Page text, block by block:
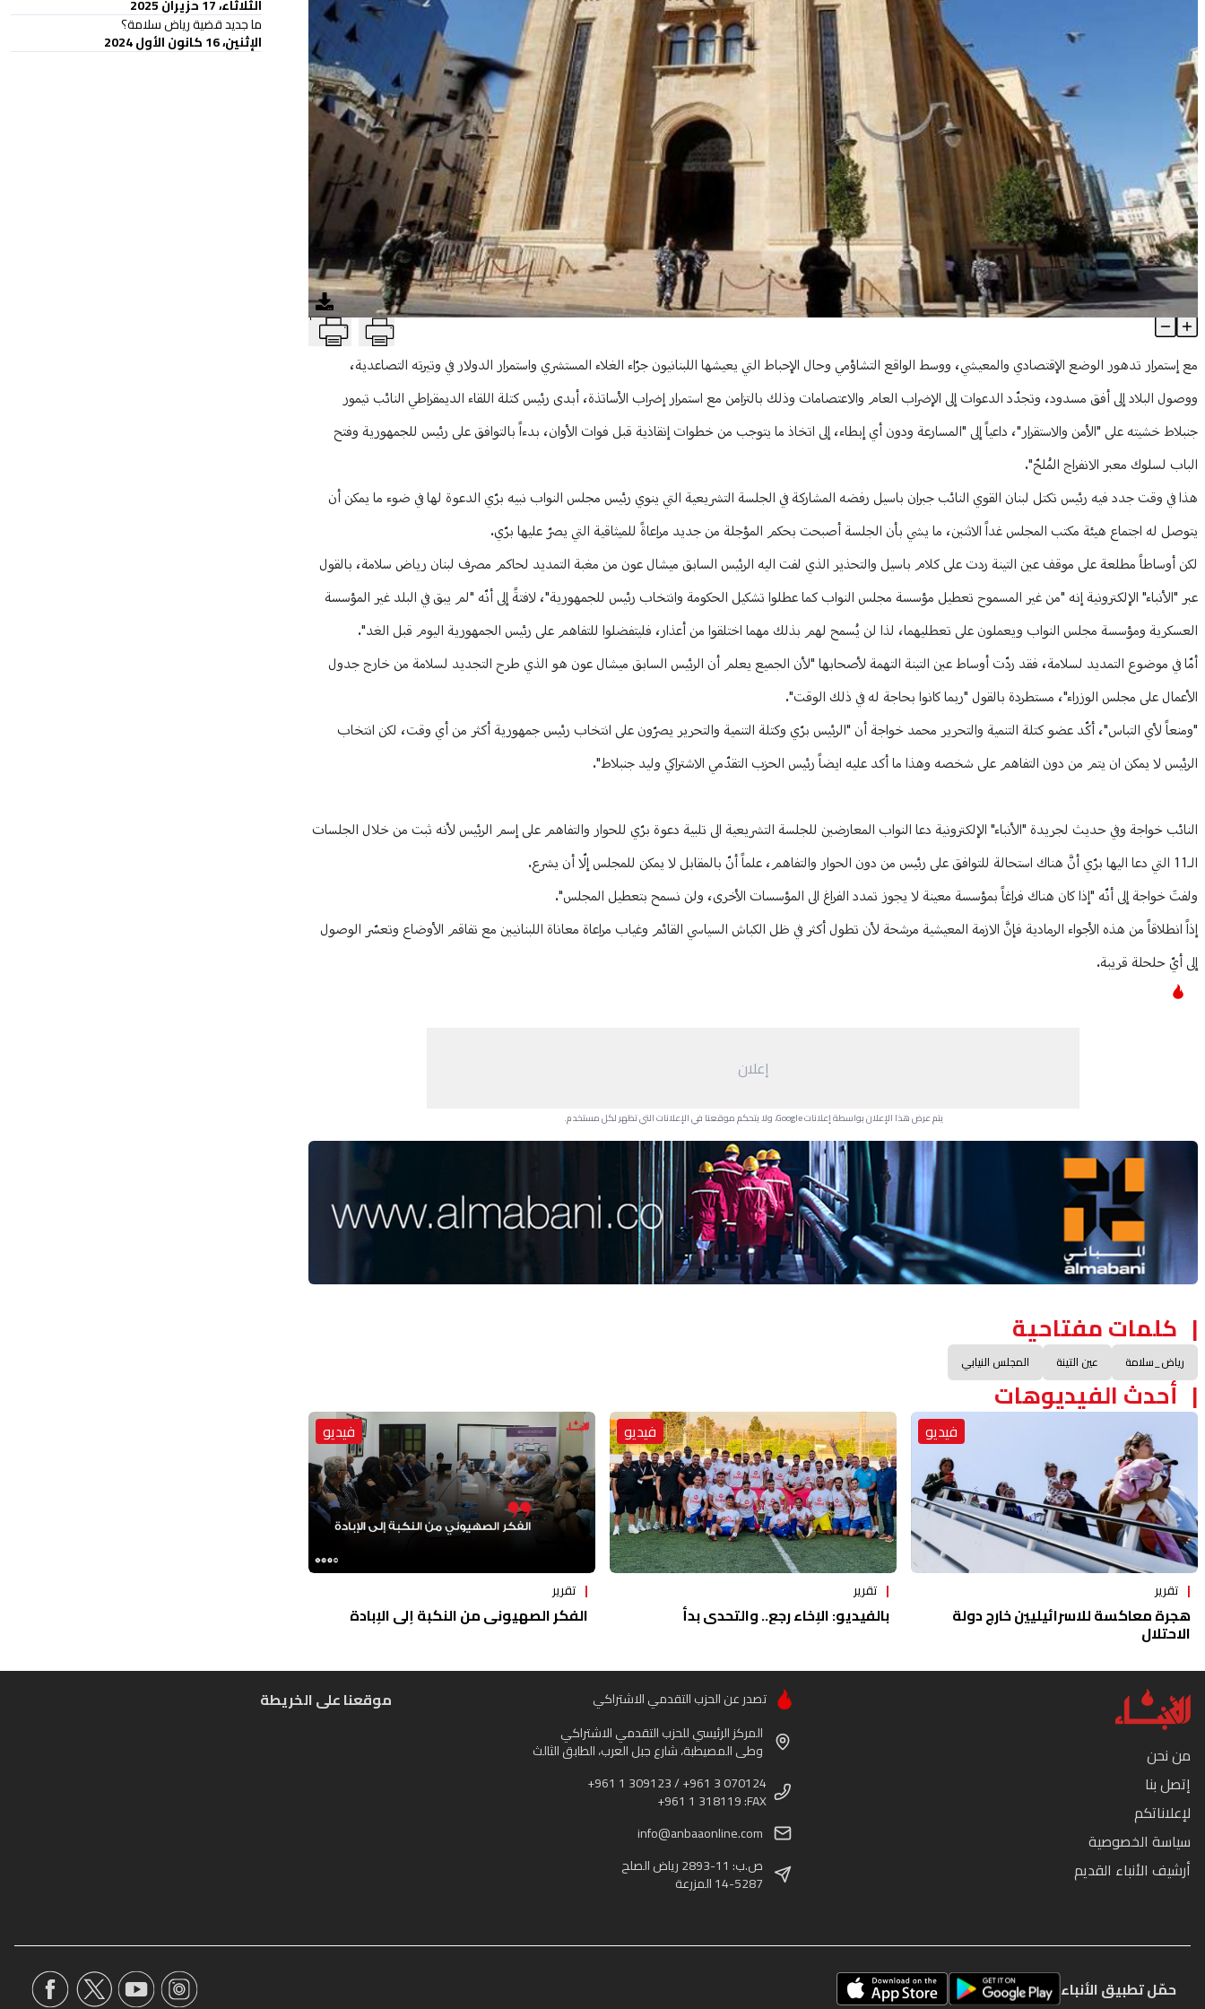
قلقٌ على الأمن في ظل الأفق المسدود ... وعين التينة "لن تسمح بتعطيل المجلس" T
Article Content
مع إستمرار تدهور الوضع الإقتصادي والمعيشي، ووسط الواقع التشاؤمي وحال الإحباط التي يعيشها اللبنانيون جرّاء الغلاء المستشري واستمرار الدولار في وتيرته التصاعدية،
ووصول البلاد إلى أفق مسدود، وتجدّد الدعوات إلى الإضراب العام والاعتصامات وذلك بالتزامن مع استمرار إضراب الأساتذة، أبدى رئيس كتلة اللقاء الديمقراطي النائب تيمور
جنبلاط خشيته على "الأمن والاستقرار"، داعياً إلى "المسارعة ودون أي إبطاء، إلى اتخاذ ما يتوجب من خطوات إنقاذية قبل فوات الأوان، بدءاً بالتوافق على رئيس للجمهورية وفتح
الباب لسلوك معبر الانفراج المُلحّ".
هذا في وقت جدد فيه رئيس تكتل لبنان القوي النائب جبران باسيل رفضه المشاركة في الجلسة التشريعية التي ينوي رئيس مجلس النواب نبيه برّي الدعوة لها في ضوء ما يمكن أن
يتوصل له اجتماع هيئة مكتب المجلس غداً الاثنين، ما يشي بأن الجلسة أصبحت بحكم المؤجلة من جديد مراعاةً للميثاقية التي يصرّ عليها برّي.
لكن أوساطاً مطلعة على موقف عين التينة ردت على كلام باسيل والتحذير الذي لفت اليه الرئيس السابق ميشال عون من مغبة التمديد لحاكم مصرف لبنان رياض سلامة، بالقول
عبر "الأنباء" الإلكترونية إنه "من غير المسموح تعطيل مؤسسة مجلس النواب كما عطلوا تشكيل الحكومة وانتخاب رئيس للجمهورية"، لافتةً إلى أنّه "لم يبق في البلد غير المؤسسة
العسكرية ومؤسسة مجلس النواب ويعملون على تعطليهما، لذا لن يُسمح لهم بذلك مهما اختلقوا من أعذار، فليتفضلوا للتفاهم على رئيس الجمهورية اليوم قبل الغد".
أمّا في موضوع التمديد لسلامة، فقد ردّت أوساط عين التينة التهمة لأصحابها "لأن الجميع يعلم أن الرئيس السابق ميشال عون هو الذي طرح التجديد لسلامة من خارج جدول
الأعمال على مجلس الوزراء"، مستطردة بالقول "ربما كانوا بحاجة له في ذلك الوقت".
"ومنعاً لأي التباس"، أكّد عضو كتلة التنمية والتحرير محمد خواجة أن "الرئيس برّي وكتلة التنمية والتحرير يصرّون على انتخاب رئيس جمهورية أكثر من أي وقت، لكن انتخاب
الرئيس لا يمكن ان يتم من دون التفاهم على شخصه وهذا ما أكد عليه ايضاً رئيس الحزب التقدّمي الاشتراكي وليد جنبلاط".
النائب خواجة وفي حديث لجريدة "الأنباء" الإلكترونية دعا النواب المعارضين للجلسة التشريعية الى تلبية دعوة برّي للحوار والتفاهم على إسم الرئيس لأنه ثبت من خلال الجلسات
الـ11 التي دعا اليها برّي أنَّ هناك استحالة للتوافق على رئيس من دون الحوار والتفاهم، علماً أنّ بالمقابل لا يمكن للمجلس إلّا أن يشرع.
ولفتَ خواجة إلى أنّه "إذا كان هناك فراغاً بمؤسسة معينة لا يجوز تمدد الفراغ الى المؤسسات الأخرى، ولن نسمح بتعطيل المجلس".
إذاً انطلاقاً من هذه الأجواء الرمادية فإنَّ الازمة المعيشية مرشحة لأن تطول أكثر في ظل الكباش السياسي القائم وغياب مراعاة معاناة اللبنانيين مع تفاقم الأوضاع وتعسّر الوصول
إلى أيّ حلحلة قريبة.
إعلان
يتم عرض هذا الإعلان بواسطة إعلانات Google، ولا يتحكم موقعنا في الإعلانات التي تظهر لكل مستخدم.
Advertisement Section
كلمات مفتاحية
رياض_سلامة عين التينة المجلس النيابي
أحدث الفيديوهات
فيديو
تقرير
هجرة معاكسة للاسرائيليين خارج دولة
الاحتلال
فيديو
تقرير
بالفيديو: الإخاء رجع.. والتحدي بدأ
فيديو
تقرير
الفكر الصهيوني من النكبة إلى الإبادة
الثلاثاء، 17 حزيران 2025
ما جديد قضية رياض سلامة؟
الإثنين، 16 كانون الأول 2024
من نحن
إتصل بنا
لإعلاناتكم
سياسة الخصوصية
أرشيف الأنباء القديم
تصدر عن الحزب التقدمي الاشتراكي
المركز الرئيسي للحزب التقدمي الاشتراكي
وطى المصيطبة، شارع جبل العرب، الطابق الثالث
+961 1 309123 / +961 3 070124
+961 1 318119 :FAX
info@anbaaonline.com
ص.ب: 11-2893 رياض الصلح
14-5287 المزرعة
موقعنا على الخريطة
حمّل تطبيق الأنباء